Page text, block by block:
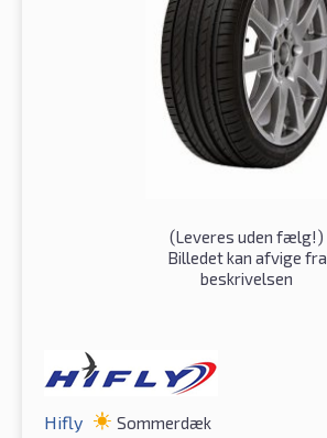
(Leveres uden fælg!)
Billedet kan afvige fra
beskrivelsen
Hifly Sommerdæk